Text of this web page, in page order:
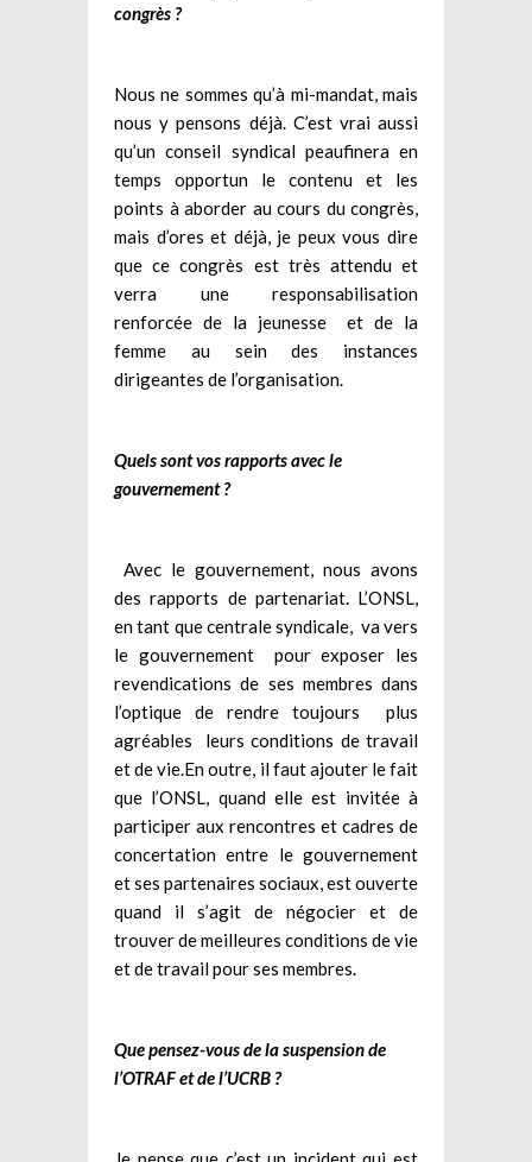
congrès ?
Nous ne sommes qu’à mi-mandat, mais
nous y pensons déjà. C’est vrai aussi
qu’un conseil syndical peaufinera en
temps opportun le contenu et les
points à aborder au cours du congrès,
mais d’ores et déjà, je peux vous dire
que ce congrès est très attendu et
verra une responsabilisation
renforcée de la jeunesse et de la
femme au sein des instances
dirigeantes de l’organisation.
Quels sont vos rapports avec le
gouvernement ?
Avec le gouvernement, nous avons
des rapports de partenariat. L’ONSL,
en tant que centrale syndicale, va vers
le gouvernement pour exposer les
revendications de ses membres dans
l’optique de rendre toujours plus
agréables leurs conditions de travail
et de vie.En outre, il faut ajouter le fait
que l’ONSL, quand elle est invitée à
participer aux rencontres et cadres de
concertation entre le gouvernement
et ses partenaires sociaux, est ouverte
quand il s’agit de négocier et de
trouver de meilleures conditions de vie
et de travail pour ses membres.
Que pensez-vous de la suspension de
l’OTRAF et de l’UCRB ?